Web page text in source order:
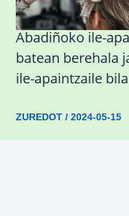
Abadiñoko ile-
batean berehala
ile-apaintzaile bila
ZUREDOT /2024-05-15